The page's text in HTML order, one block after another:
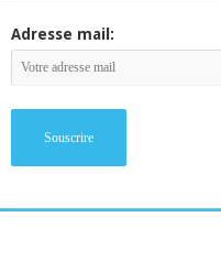
Adresse mail: